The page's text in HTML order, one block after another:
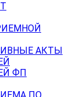
АКТЫ
ФП